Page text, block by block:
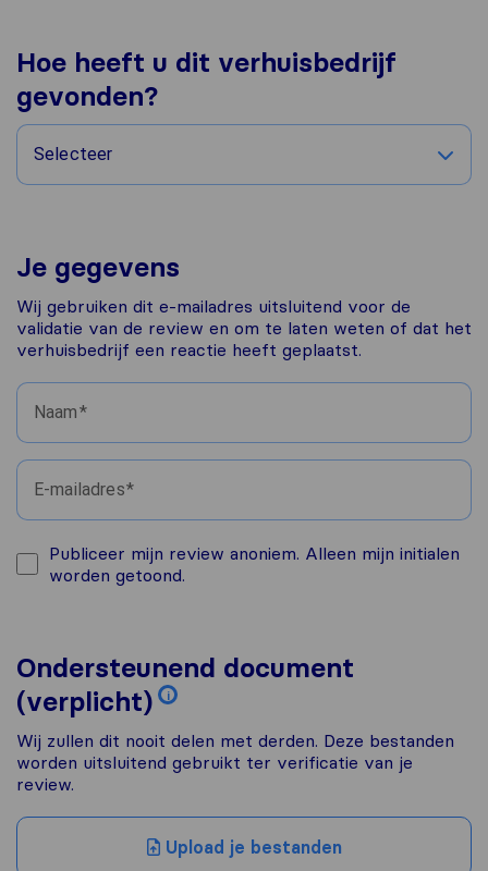
Hoe heeft u dit verhuisbedrijf
gevonden?
Selecteer
Je gegevens
Wij gebruiken dit e-mailadres uitsluitend voor de
validatie van de review en om te laten weten of dat het
verhuisbedrijf een reactie heeft geplaatst.
Naam
E-mailadres
Publiceer mijn review anoniem. Alleen mijn initialen
worden getoond.
Ondersteunend document
(verplicht)
i
Wij zullen dit nooit delen met derden. Deze bestanden
worden uitsluitend gebruikt ter verificatie van je
review.
Upload je bestanden